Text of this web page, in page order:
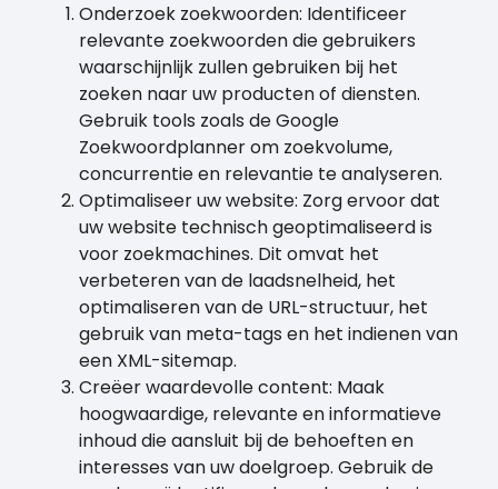
Onderzoek zoekwoorden: Identificeer
relevante zoekwoorden die gebruikers
waarschijnlijk zullen gebruiken bij het
zoeken naar uw producten of diensten.
Gebruik tools zoals de Google
Zoekwoordplanner om zoekvolume,
concurrentie en relevantie te analyseren.
Optimaliseer uw website: Zorg ervoor dat
uw website technisch geoptimaliseerd is
voor zoekmachines. Dit omvat het
verbeteren van de laadsnelheid, het
optimaliseren van de URL-structuur, het
gebruik van meta-tags en het indienen van
een XML-sitemap.
Creëer waardevolle content: Maak
hoogwaardige, relevante en informatieve
inhoud die aansluit bij de behoeften en
interesses van uw doelgroep. Gebruik de